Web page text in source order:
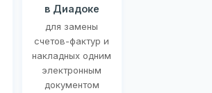
в Диадоке
для замены
счетов-фактур и
накладных одним
электронным
документом